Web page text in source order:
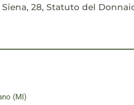
28, Statuto del
(MI)